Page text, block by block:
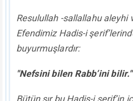
Resulullah -sallallahu aleyhi
Efendimiz Hadis-i
buyurmuşlardır:
"Nefsini bilen Rabb’ini bilir."
Bütün sır bu Hadis-i şerif’in